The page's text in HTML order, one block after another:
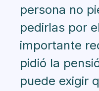
persona no
pedirlas por
importante
pidió la
puede exigir